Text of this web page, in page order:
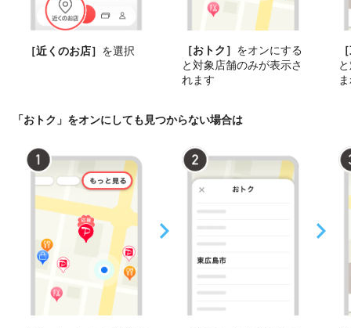
［近くのお店］ を選択 ［おトク］ をオンにする
と対象店舗のみが表示さ
れます
「おトク」をオンにしても見つからない場合は